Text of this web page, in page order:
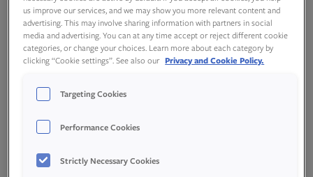
us improve our services, and we may show you more relevant content and
advertising. This may involve sharing information with partners in social
media and advertising. You can at any time accept or reject different cookie
categories, or change your choices. Learn more about each category by
clicking “Cookie settings”. See also our Privacy and Cookie Policy.
Targeting Cookies
Performance Cookies
Strictly Necessary Cookies